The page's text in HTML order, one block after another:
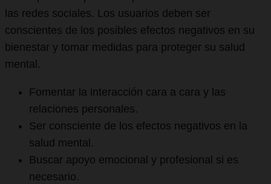
las redes sociales. Los usuarios deben ser
conscientes de los posibles efectos negativos en su
bienestar y tomar medidas para proteger su salud
mental.
Fomentar la interacción cara a cara y las
relaciones personales.
Ser consciente de los efectos negativos en la
salud mental.
Buscar apoyo emocional y profesional si es
necesario.